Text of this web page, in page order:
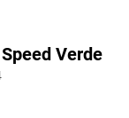
Verde